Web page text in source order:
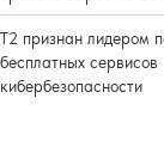
Т2 признан лидером
бесплатных сервисов
кибербезопасности